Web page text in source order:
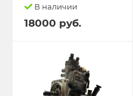
В наличии
18000 руб.